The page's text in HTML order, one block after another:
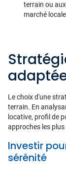
terrain ou
marché
Le choix d'une
terrain. En
locative, profil de
approches les
Investir
sérénité